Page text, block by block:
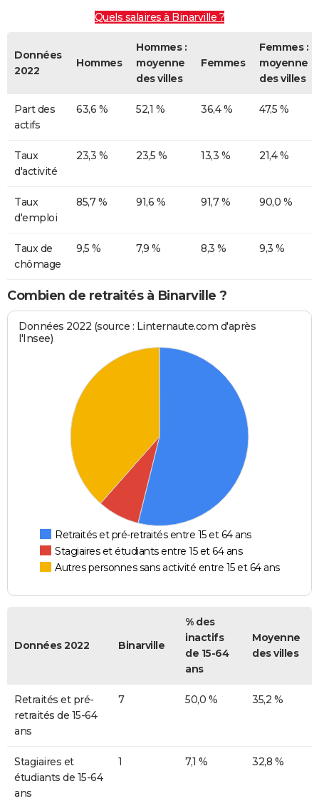
Quels salaires à Binarville ?
Données
2022
Hommes
Hommes :
moyenne
des villes
Femmes
Femmes :
moyenne
des villes
Part des
actifs
63,6 % 52,1 % 36,4 % 47,5 %
Taux
d'activité
23,3 % 23,5 % 13,3 % 21,4 %
Taux
d'emploi
85,7 % 91,6 % 91,7 % 90,0 %
Taux de
chômage
9,5 % 7,9 % 8,3 % 9,3 %
Combien de retraités à Binarville ?
Données 2022 (source : Linternaute.com d'après
l'Insee)
Retraités et pré-retraités entre 15 et 64 ans
Stagiaires et étudiants entre 15 et 64 ans
Autres personnes sans activité entre 15 et 64 ans
Données 2022 Binarville
% des
inactifs
de 15-64
ans
Moyenne
des villes
Retraités et pré-
retraités de 15-64
ans
7 50,0 % 35,2 %
Stagiaires et
étudiants de 15-64
ans
1 7,1 % 32,8 %